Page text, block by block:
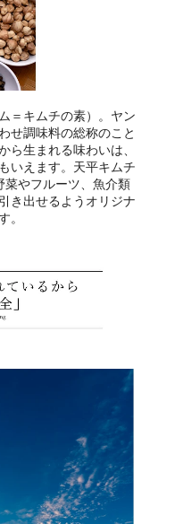
＝キムチの素）。ヤン
せ調味料の総称のこと
ら生まれる味わいは、
いえます。天平キムチ
菜やフルーツ、魚介類
き出せるようオリジナ
。